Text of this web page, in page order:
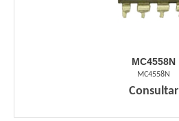
MC4558N
MC4558N
Consultar